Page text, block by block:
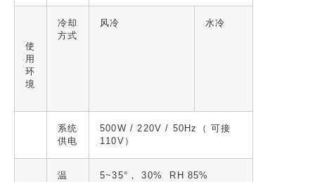
使
用
环
境
冷却
方式
风冷 水冷
系统
供电
500W / 220V / 50Hz（ 可接
110V）
温
5~35°， 30% RH 85%